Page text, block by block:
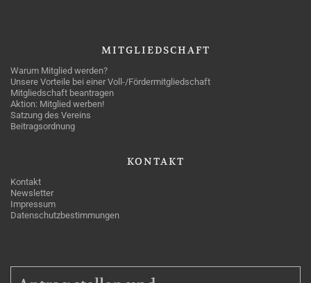
MITGLIEDSCHAFT
Warum Mitglied werden?
Unsere Vorteile bei einer Voll-/Fördermitgliedschaft
Mitgliedschaft beantragen
Aktion: Mitglied werben!
Satzung des Vereins
Beitragsordnung
KONTAKT
Kontakt
Newsletter
Impressum
Datenschutzbestimmungen
MITGLIEDSCHAFT